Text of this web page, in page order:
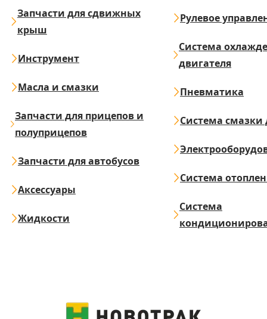
Запчасти для сдвижных
крыш
Инструмент
Масла и смазки
Запчасти для прицепов и
полуприцепов
Запчасти для автобусов
Аксессуары
Жидкости
Рулевое
Система
двигателя
Пневматика
Система смазки
Система
Система